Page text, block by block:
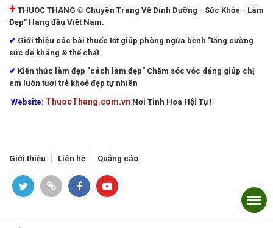
+ THUOC THANG © Chuyên Trang Về Dinh Dưỡng - Sức Khỏe - Làm
Đẹp" Hàng đầu Việt Nam.
✔ Giới thiệu các bài thuốc tốt giúp phòng ngừa bệnh "tăng cường
sức đề kháng & thể chất
✔ Kiến thức làm đẹp "cách làm đẹp" Chăm sóc vóc dáng giúp chị
em luôn tươi trẻ khoẻ đẹp tự nhiên
Website: ThuocThang.com.vn Nơi Tinh Hoa Hội Tụ !
Giới thiệu Liên hệ Quảng cáo